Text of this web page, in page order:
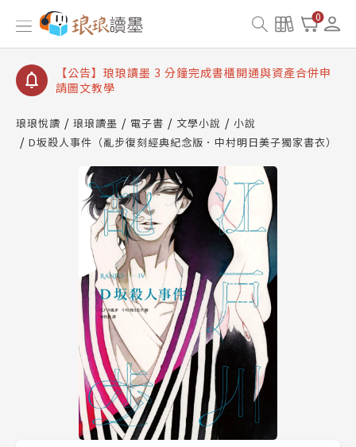
0
【公告】琅琅讀墨數位閱讀資產合併與書櫃開通申請
【公告】琅琅讀墨書櫃開通常見問題
【公告】琅琅讀墨 3 分鐘完成書櫃開通與資產合併申
請圖文教學
查詢
【公告】琅琅讀墨數位閱讀資產合併與書櫃開通申請
琅琅悅讀 琅琅讀墨 電子書 文學小說
小說
D坂殺人事件（亂步復刻經典紀念版．中村明日美子獨家書衣）